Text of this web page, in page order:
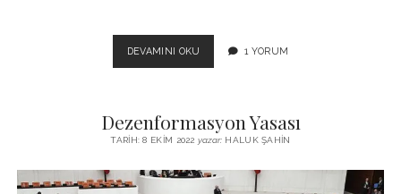
DEVAMINI OKU DEZENFORMASYON
HEP
1 YORUM
Dezenformasyon Yasası
TARIH: 8 EKIM 2022yazar: HALUK ŞAHIN